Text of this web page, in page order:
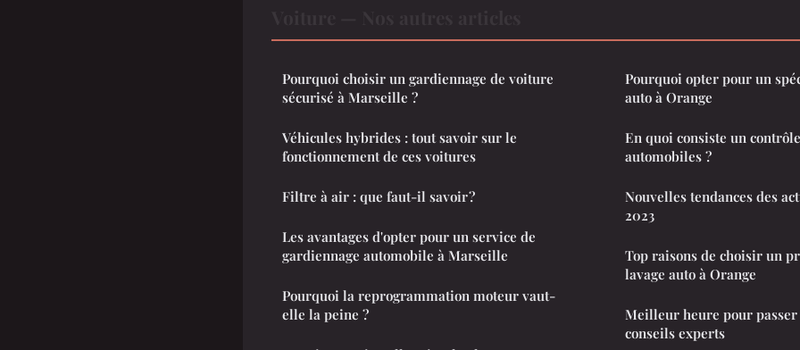
Pourquoi choisir un gardiennage de voiture
sécurisé à Marseille ?
Véhicules hybrides : tout savoir sur le
fonctionnement de ces voitures
Filtre à air : que faut-il savoir ?
Les avantages d'opter pour un service de
gardiennage automobile à Marseille
Pourquoi la reprogrammation moteur vaut-
elle la peine ?
Pourquoi opter pour un
auto à Orange
En quoi consiste un
automobiles ?
Nouvelles tendances des
2023
Top raisons de choisir un
lavage auto à Orange
Meilleur heure pour
conseils experts